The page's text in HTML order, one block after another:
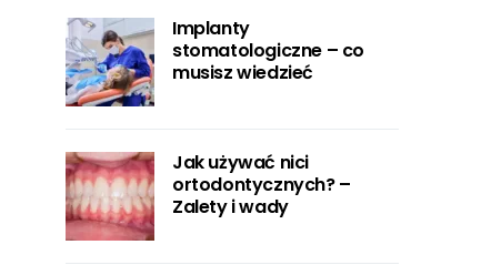
Implanty
stomatologiczne – co
musisz wiedzieć
Jak używać nici
ortodontycznych? –
Zalety i wady